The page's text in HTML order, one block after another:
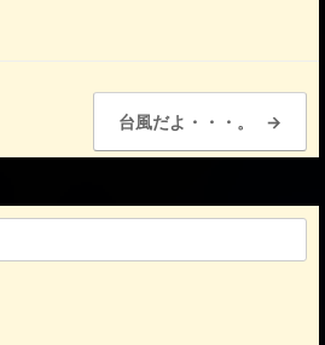
台風だよ・・・。 →